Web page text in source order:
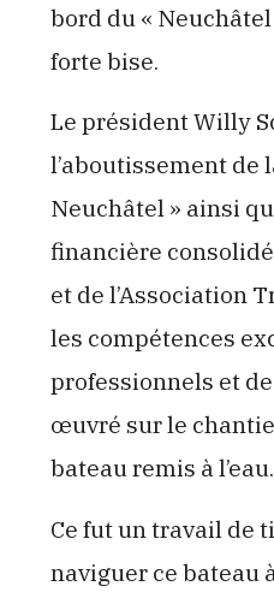
bord du «
forte bise.
Le président Willy
l’aboutissement de
Neuchâtel » ainsi
financière
et de l’Association
les compétences
professionnels et
œuvré sur le
bateau remis à l’eau.
Ce fut un travail de
naviguer ce bateau